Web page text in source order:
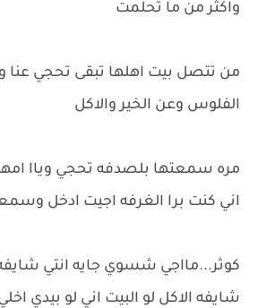
واكثر من ما تحلمت
من تتصل بيت اهلها تبقى تحجي عنا
الفلوس وعن الخير والاكل
مره سمعتها بلصدفه تحجي وياا
اني كنت برا الغرفه اجيت ادخل
كوثر...مااجي شسوي جايه انتي
شايفه الاكل لو البيت اني لو بيدي